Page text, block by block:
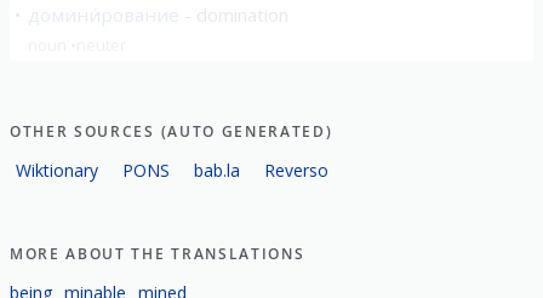
домини́рование
OTHER SOURCES (AUTO GENERATED)
Wiktionary PONS bab.la Reverso
MORE ABOUT THE TRANSLATIONS
being minable mined